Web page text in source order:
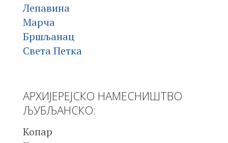
Лепавина
Марча
Бршљанац
Света Петка
АРХИЈЕРЕЈСКО НАМЕСНИШТВО
ЉУБЉАНСКО:
Копар